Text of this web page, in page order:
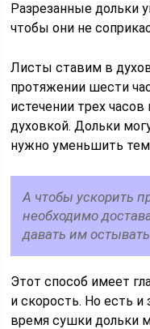
Разрезанные дольки
чтобы они не
Листы ставим в
протяжении шести
истечении трех
духовкой. Дольки
нужно уменьшить
А чтобы ускорить
необходимо
давать им
Этот способ имеет
и скорость. Но есть и
время сушки дольки